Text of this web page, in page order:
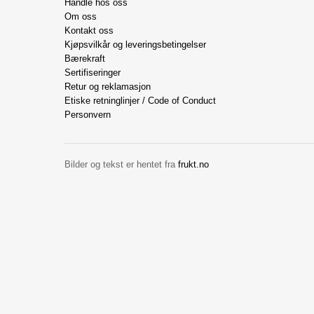
Handle hos oss
Om oss
Kontakt oss
Kjøpsvilkår og leveringsbetingelser
Bærekraft
Sertifiseringer
Retur og reklamasjon
Etiske retninglinjer / Code of Conduct
Personvern
Bilder og tekst er hentet fra frukt.no